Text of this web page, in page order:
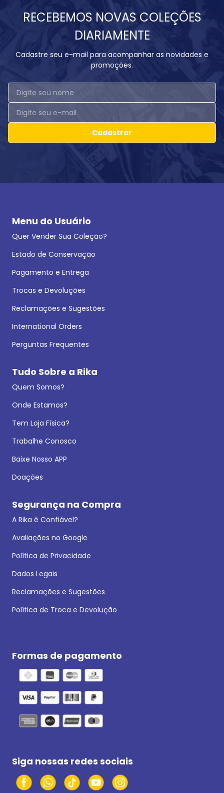
RECEBEMOS NOVAS COLEÇÕES
DIARIAMENTE
Cadastre seu e-mail para acompanhar as novidades e
promoções.
Cadastrar
Menu do Usuário
Quer Vender Sua Coleção?
Estado de Conservação
Pagamento e Entrega
Trocas e Devoluções
Reclamações e Sugestões
International Orders
Perguntas Frequentes
Tudo Sobre a Rika
Quem Somos?
Onde Estamos?
Tem Loja Física?
Trabalhe Conosco
Baixe Nosso APP
Doações
Segurança na Compra
A Rika é Confiável?
Avaliações no Google
Política de Privacidade
Dados Legais
Reclamações e Sugestões
Política de Troca e Devolução
Formas de pagamento
Siga nossas redes sociais